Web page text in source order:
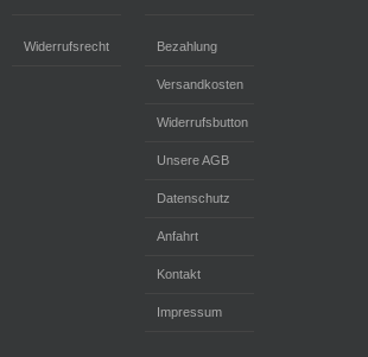
Widerrufsrecht Bezahlung
Versandkosten
Widerrufsbutton
Unsere AGB
Datenschutz
Anfahrt
Kontakt
Impressum